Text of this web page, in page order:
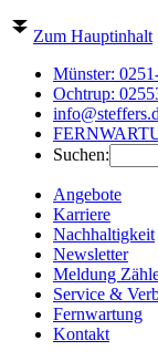
Zum Hauptinhalt
Münster:
Ochtrup:
Suchen:
Angebote
Karriere
Nachhaltigkeit
Newsletter
Meldung
Service &
Fernwartung
Kontakt